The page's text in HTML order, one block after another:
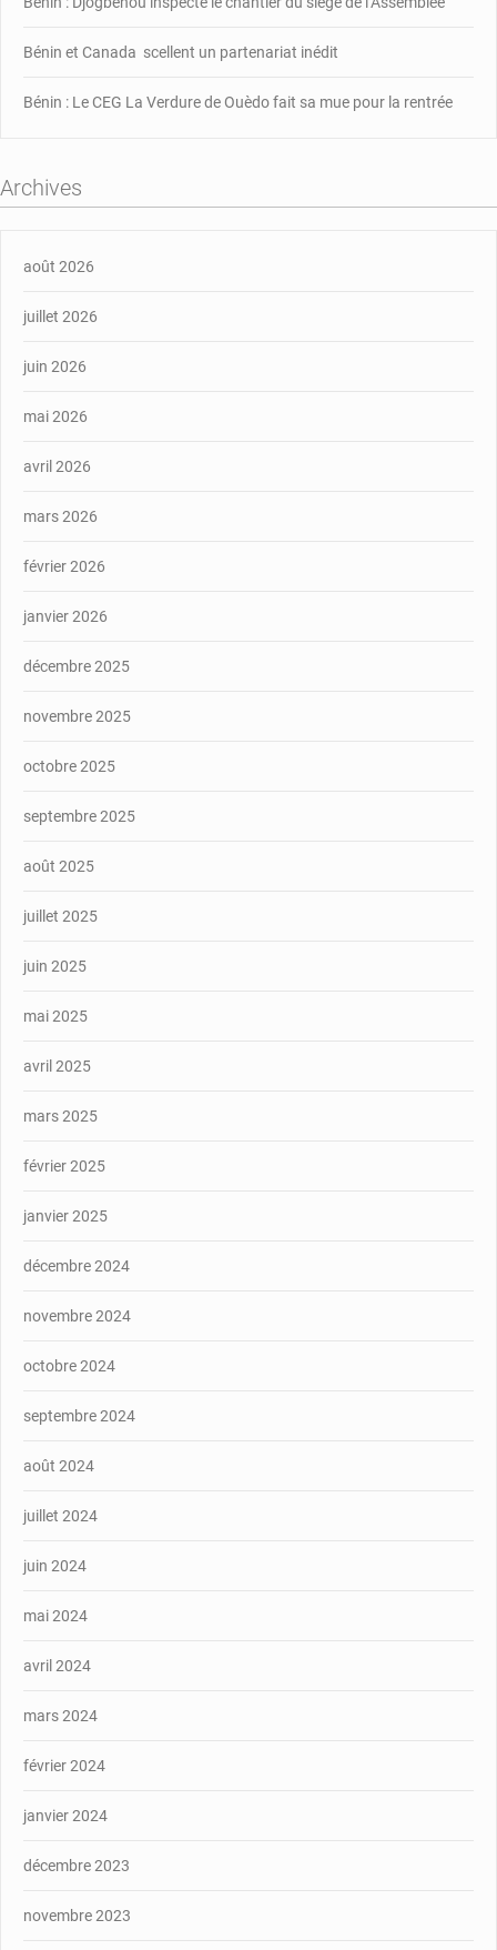
Bénin et Canada scellent un partenariat inédit
Bénin : Le CEG La Verdure de Ouèdo fait sa mue pour la rentrée
Archives
août 2026
juillet 2026
juin 2026
mai 2026
avril 2026
mars 2026
février 2026
janvier 2026
décembre 2025
novembre 2025
octobre 2025
septembre 2025
août 2025
juillet 2025
juin 2025
mai 2025
avril 2025
mars 2025
février 2025
janvier 2025
décembre 2024
novembre 2024
octobre 2024
septembre 2024
août 2024
juillet 2024
juin 2024
mai 2024
avril 2024
mars 2024
février 2024
janvier 2024
décembre 2023
novembre 2023